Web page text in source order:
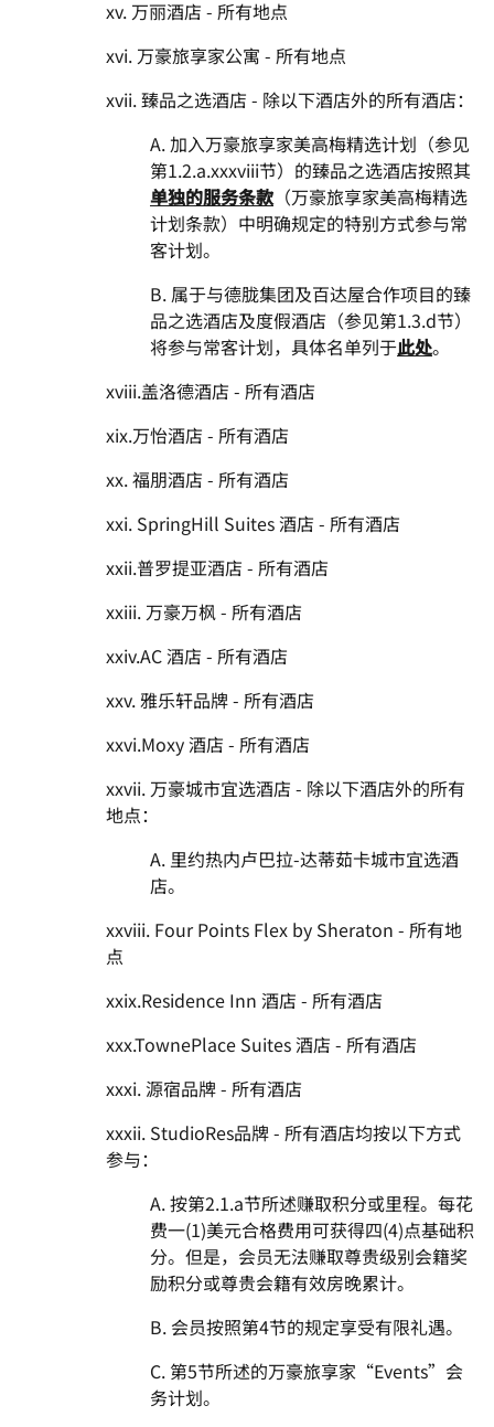
xv. 万丽酒店 - 所有地点
xvi. 万豪旅享家公寓 - 所有地点
xvii. 臻品之选酒店 - 除以下酒店外的所有酒店：
A. 加入万豪旅享家美高梅精选计划（参见
第1.2.a.xxxviii节）的臻品之选酒店按照其
单独的服务条款（万豪旅享家美高梅精选
计划条款）中明确规定的特别方式参与常
客计划。
B. 属于与德胧集团及百达屋合作项目的臻
品之选酒店及度假酒店（参见第1.3.d节）
将参与常客计划，具体名单列于此处。
xviii.盖洛德酒店 - 所有酒店
xix.万怡酒店 - 所有酒店
xx. 福朋酒店 - 所有酒店
xxi. SpringHill Suites 酒店 - 所有酒店
xxii.普罗提亚酒店 - 所有酒店
xxiii. 万豪万枫 - 所有酒店
xxiv.AC 酒店 - 所有酒店
xxv. 雅乐轩品牌 - 所有酒店
xxvi.Moxy 酒店 - 所有酒店
xxvii. 万豪城市宜选酒店 - 除以下酒店外的所有
地点：
A. 里约热内卢巴拉-达蒂茹卡城市宜选酒
店。
xxviii. Four Points Flex by Sheraton - 所有地
点
xxix.Residence Inn 酒店 - 所有酒店
xxx.TownePlace Suites 酒店 - 所有酒店
xxxi. 源宿品牌 - 所有酒店
xxxii. StudioRes品牌 - 所有酒店均按以下方式
参与：
A. 按第2.1.a节所述赚取积分或里程。每花
费一(1)美元合格费用可获得四(4)点基础积
分。但是，会员无法赚取尊贵级别会籍奖
励积分或尊贵会籍有效房晚累计。
B. 会员按照第4节的规定享受有限礼遇。
C. 第5节所述的万豪旅享家“Events”会
务计划。